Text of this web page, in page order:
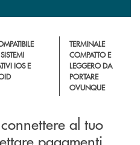
IOS E
TERMINALE
COMPATTO E
LEGGERO DA
PORTARE
OVUNQUE
al tuo
pagamenti,